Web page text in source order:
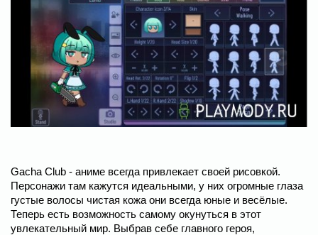
Gacha Club - аниме всегда привлекает своей рисовкой.
Персонажи там кажутся идеальными, у них огромные глаза
густые волосы чистая кожа они всегда юные и весёлые.
Теперь есть возможность самому окунуться в этот
увлекательный мир. Выбрав себе главного героя,